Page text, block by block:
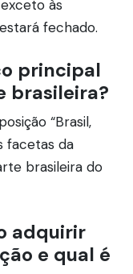
exceto às
fechado.
principal
brasileira?
“Brasil,
facetas da
brasileira do
adquirir
e qual é